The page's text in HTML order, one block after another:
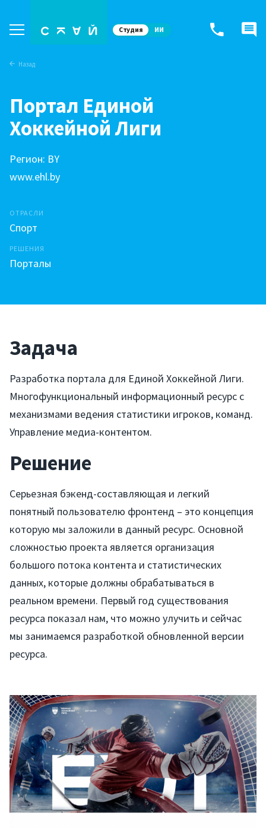
Студия ИИ
Назад
Портал Единой
Хоккейной Лиги
Регион: BY
www.ehl.by
ОТРАСЛИ
Спорт
РЕШЕНИЯ
Порталы
Задача
Разработка портала для Единой Хоккейной Лиги.
Многофункциональный информационный ресурс с
механизмами ведения статистики игроков, команд.
Управление медиа-контентом.
Решение
Серьезная бэкенд-составляющая и легкий
понятный пользователю фронтенд – это концепция
которую мы заложили в данный ресурс. Основной
сложностью проекта является организация
большого потока контента и статистических
данных, которые должны обрабатываться в
реальном времени. Первый год существования
ресурса показал нам, что можно улучить и сейчас
мы занимаемся разработкой обновленной версии
ресурса.